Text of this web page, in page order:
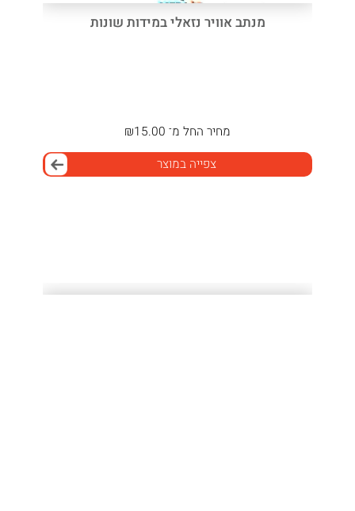
מנתב אוויר נזאלי במידות שונות
מחיר החל מ־ ₪15.00
צפייה במוצר